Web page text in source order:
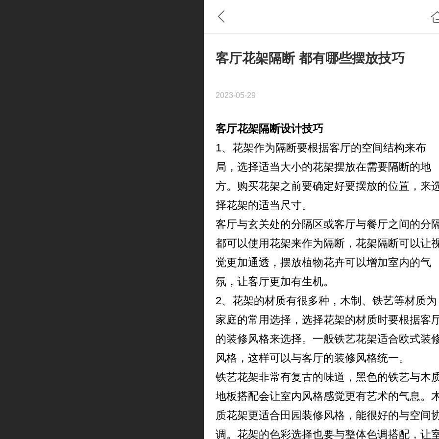
客厅花架隔断 都有哪些摆放技巧
2023-05-29
客厅花架隔断设计技巧
1、花架作为隔断要根据客厅的空间结构来布
局，选择适当大小的花架摆放在需要隔断的地
方。购买花架之前要确定好要摆放的位置，来
择花架的适当尺寸。
客厅与玄关处的分隔区或客厅与餐厅之间的分
都可以使用花架来作为隔断，花架隔断可以让
觉更加通透，摆放植物花卉可以增加室内的气
氛，让客厅更加有生机。
2、花架的材质有很多种，木制、铁艺等材质为
家庭的常用选择，选择花架的材质时要根据客
的装修风格来选择。一般铁艺花架适合欧式装
风格，这样可以与客厅的装修风格统一。
铁艺花架非常有复古的味道，黑色的铁艺与木
地板搭配会让室内风格感觉更有艺术的气息。
质花架更适合田园装修风格，能很好的与空间
调。花架的色彩选择也要与整体色调搭配，让